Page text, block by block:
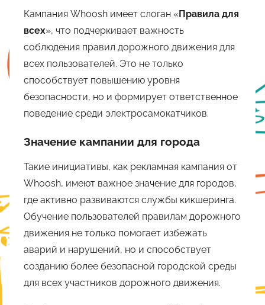
Кампания Whoosh имеет слоган «Правила для
всех», что подчеркивает важность
соблюдения правил дорожного движения для
всех пользователей. Это не только
способствует повышению уровня
безопасности, но и формирует ответственное
поведение среди электросамокатчиков.
Значение кампании для города
Такие инициативы, как рекламная кампания от
Whoosh, имеют важное значение для городов,
где активно развиваются службы кикшеринга.
Обучение пользователей правилам дорожного
движения не только помогает избежать
аварий и нарушений, но и способствует
созданию более безопасной городской среды
для всех участников дорожного движения.